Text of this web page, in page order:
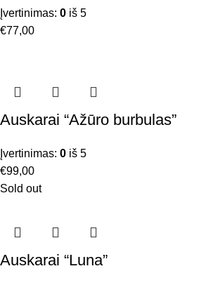
Įvertinimas: 0 iš 5
€77,00
Auskarai “Ažūro burbulas”
Įvertinimas: 0 iš 5
€99,00
Sold out
Auskarai “Luna”